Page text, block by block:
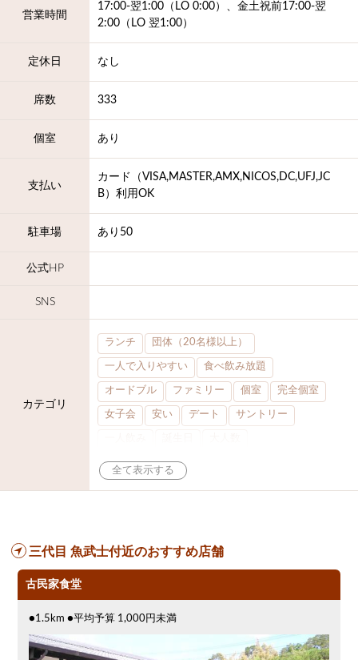
営業時間
17:00-翌1:00（LO 0:00）、金土祝前17:00-翌
2:00（LO 翌1:00）
定休日 なし
席数 333
個室 あり
支払い
カード（VISA,MASTER,AMX,NICOS,DC,UFJ,JC
B）利用OK
駐車場 あり50
公式HP
SNS
カテゴリ
ランチ 団体（20名様以上）
一人で入りやすい 食べ飲み放題
オードブル ファミリー 個室 完全個室
女子会 安い デート サントリー
飲み放題付きコース
生ビール込飲み放題 ステーキ
貸切可 落ち着いた空間
三代目 魚武士付近のおすすめ店舗
古民家食堂
●1.5km ●平均予算 1,000円未満